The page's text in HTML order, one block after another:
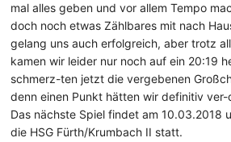
mal alles geben und vor allem Tempo
doch noch etwas Zählbares mit nach
gelang uns auch erfolgreich, aber trotz
kamen wir leider nur noch auf ein 20:19
schmerz-ten jetzt die vergebenen
denn einen Punkt hätten wir definitiv
Das nächste Spiel findet am 10.03.2018
die HSG Fürth/Krumbach II statt.